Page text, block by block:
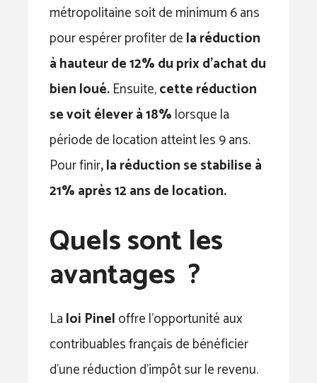
métropolitaine soit de minimum 6 ans
pour espérer profiter dela réduction
à hauteur de 12% du prix d’achat du
bien loué.Ensuite,cette réduction
se voit élever à 18%lorsque la
période de location atteint les 9 ans.
Pour finir, la réduction se stabilise à
21% après 12 ans de location.
Quels sont les
avantages ?
Laloi Pineloffre l’opportunité aux
contribuables français de bénéficier
d’une réduction d’impôt sur le revenu.